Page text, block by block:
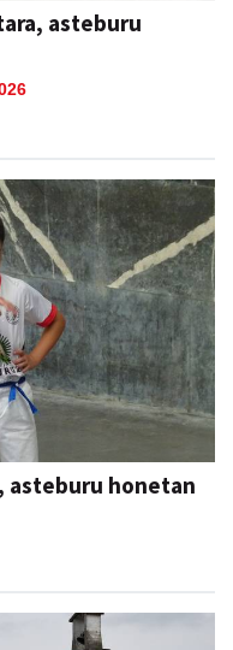
asteburu
asteburu honetan